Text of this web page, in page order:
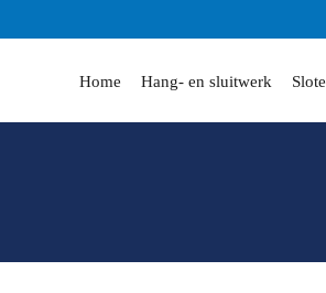
Home Hang- en sluitwerk